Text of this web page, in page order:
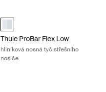
aluminium (selected)
Thule ProBar Flex Low
hliníková nosná tyč střešního
nosiče